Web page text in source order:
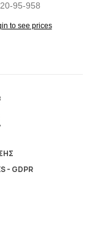
20-95-958
to see prices
- GDPR